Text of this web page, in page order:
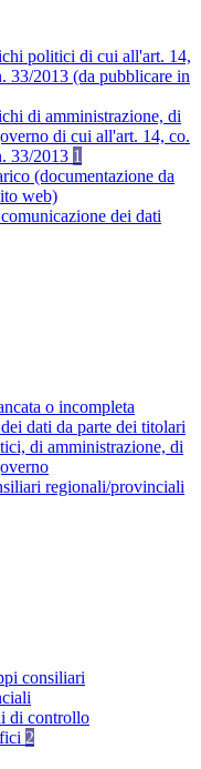
politici di cui all'art. 14,
33/2013 (da pubblicare in
di amministrazione, di
di cui all'art. 14, co.
33/2013 1
(documentazione da
web)
dei dati
o incompleta
dati da parte dei titolari
di amministrazione, di
regionali/provinciali
consiliari
di controllo
2